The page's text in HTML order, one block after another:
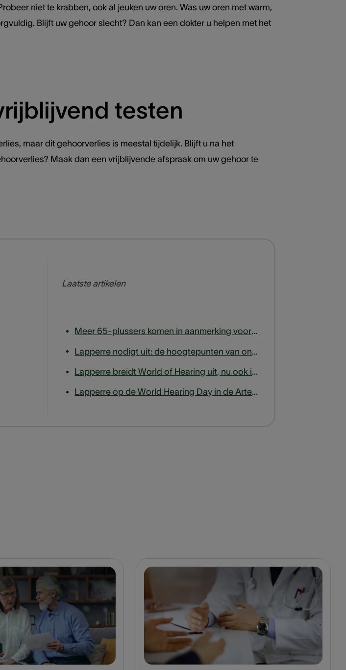
niet te krabben, ook al jeuken uw oren. Was uw oren met warm,
Blijft uw gehoor slecht? Dan kan een dokter u helpen met het
testen
maar dit gehoorverlies is meestal tijdelijk. Blijft u na het
Maak dan een vrijblijvende afspraak om uw gehoor te
Laatste artikelen
Meer 65-plussers komen in aanmerking voor terugbetaling van hoortoestellen
Lapperre nodigt uit: de hoogtepunten van onze tinnitusexpertsessie
Lapperre breidt World of Hearing uit, nu ook in Wallonië!
Lapperre op de World Hearing Day in de Arteveldehogeschool Gent